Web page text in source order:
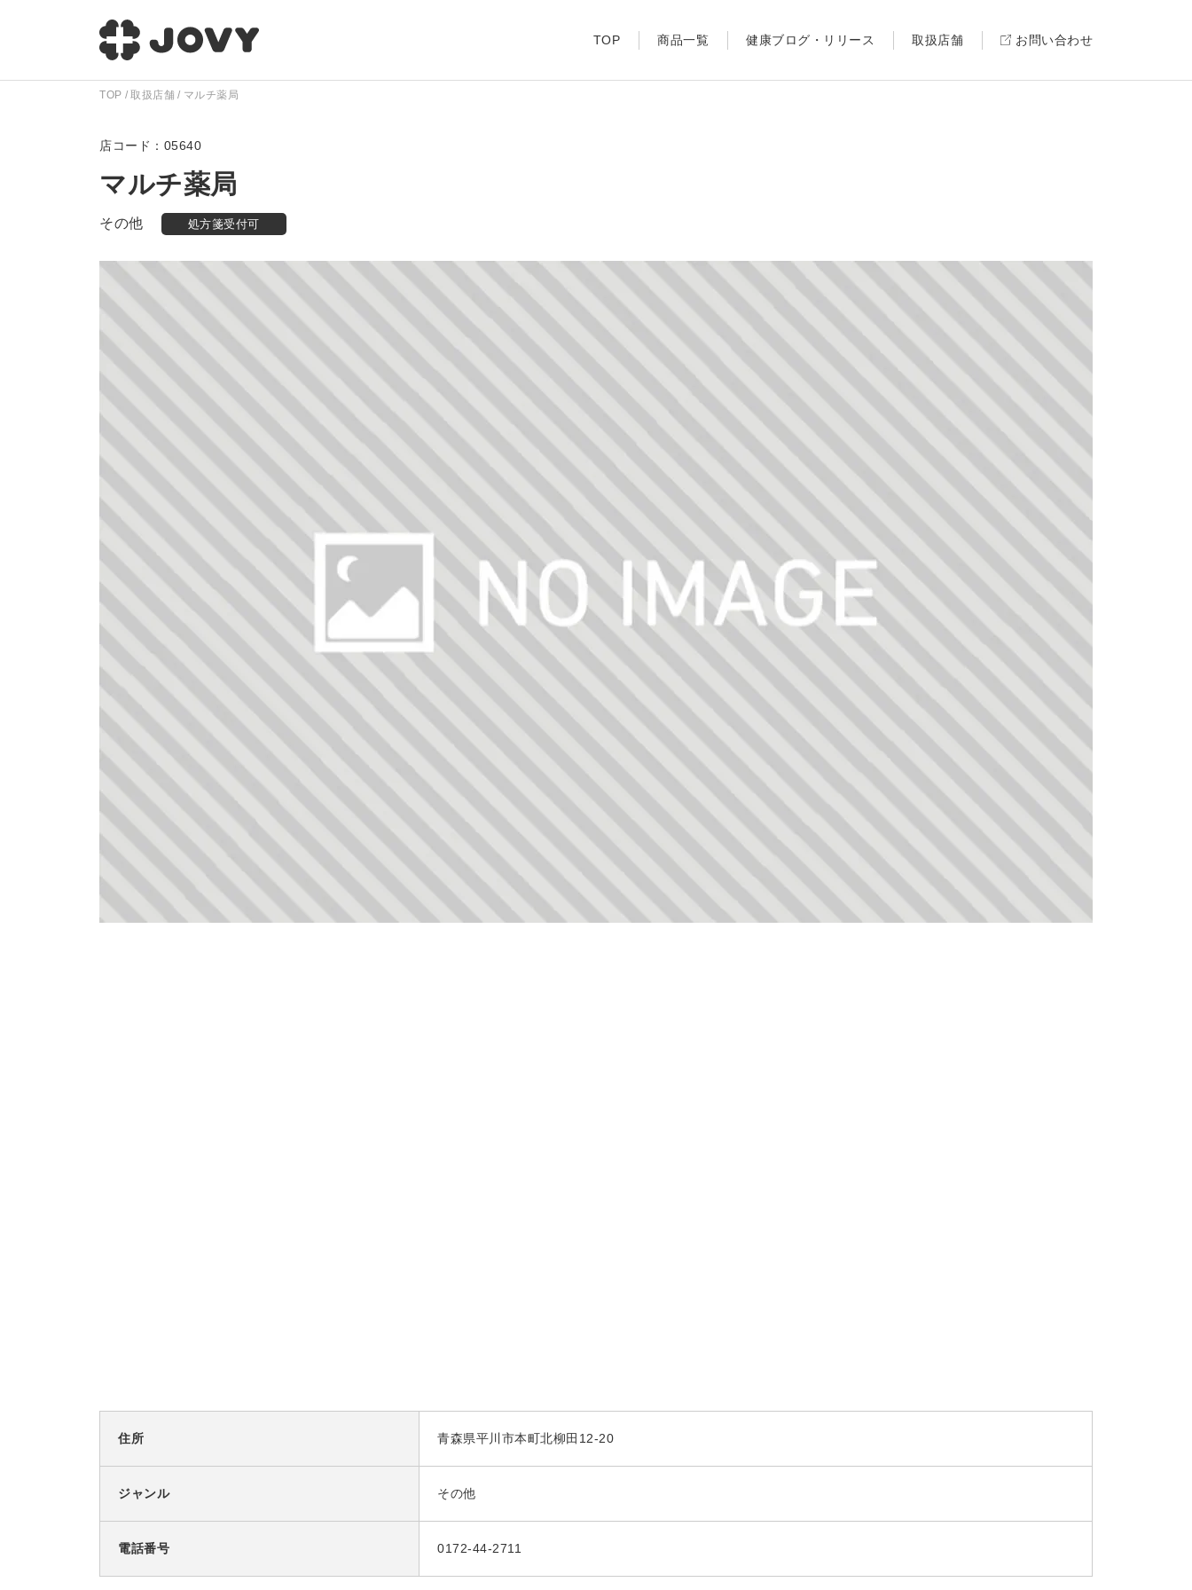
TOP 商品一覧 健康ブログ・リリース 取扱店舗 お問い合わせ
TOP 取扱店舗 マルチ薬局
05640
マルチ薬局
その他 処方箋受付可
住所 青森県平川市本町北柳田12-20
ジャンル その他
電話番号 0172-44-2711